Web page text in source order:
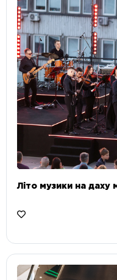
Літо музики на даху